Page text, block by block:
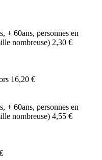
+ 60ans, personnes en
nombreuse) 2,30 €
16,20 €
+ 60ans, personnes en
nombreuse) 4,55 €